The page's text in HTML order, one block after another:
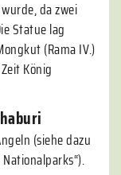
da zwei
Statue lag
(Rama IV.)
König
(siehe dazu